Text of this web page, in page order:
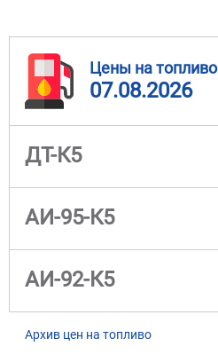
Цены на топливо
07.08.2026
ДТ-К5
АИ-95-К5
АИ-92-К5
Архив цен на топливо